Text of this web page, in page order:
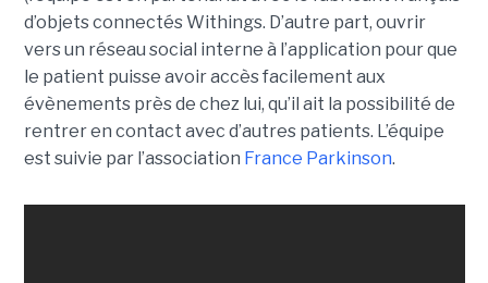
d’objets connectés Withings. D’autre part, ouvrir
vers un réseau social interne à l’application pour que
le patient puisse avoir accès facilement aux
évènements près de chez lui, qu’il ait la possibilité de
rentrer en contact avec d’autres patients. L’équipe
est suivie par l’association France Parkinson.